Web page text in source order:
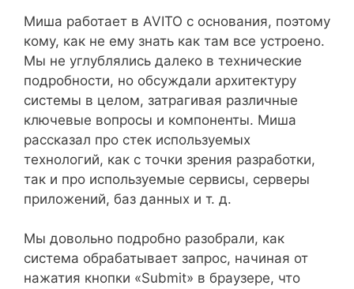
Миша работает в AVITO с основания, поэтому
кому, как не ему знать как там все устроено.
Мы не углублялись далеко в технические
подробности, но обсуждали архитектуру
системы в целом, затрагивая различные
ключевые вопросы и компоненты. Миша
рассказал про стек используемых
технологий, как с точки зрения разработки,
так и про используемые сервисы, серверы
приложений, баз данных и т. д.
Мы довольно подробно разобрали, как
система обрабатывает запрос, начиная от
нажатия кнопки «Submit» в браузере, что